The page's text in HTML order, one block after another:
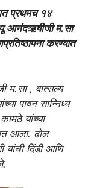
प्रथमच १४
म.सा
करण्यात
म.सा , वात्सल्य
पावन सान्निध्य
यांच्या
आला. ढोल
यांची दिंडी आणि